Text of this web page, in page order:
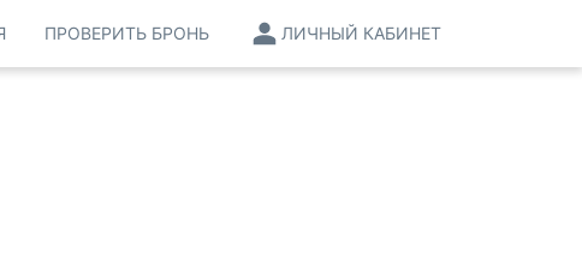
ЛИЧНЫЙ КАБИНЕТ
ПРОВЕРИТЬ БРОНЬ